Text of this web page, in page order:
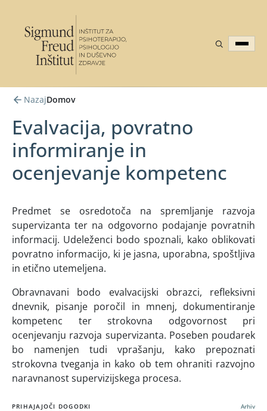
NazajDomov
Evalvacija, povratno
informiranje in
ocenjevanje kompetenc
Predmet se osredotoča na spremljanje razvoja
supervizanta ter na odgovorno podajanje povratnih
informacij. Udeleženci bodo spoznali, kako oblikovati
povratno informacijo, ki je jasna, uporabna, spoštljiva
in etično utemeljena.
Obravnavani bodo evalvacijski obrazci, refleksivni
dnevnik, pisanje poročil in mnenj, dokumentiranje
kompetenc ter strokovna odgovornost pri
ocenjevanju razvoja supervizanta. Poseben poudarek
bo namenjen tudi vprašanju, kako prepoznati
strokovna tveganja in kako ob tem ohraniti razvojno
naravnanost supervizijskega procesa.
PRIHAJAJOČI DOGODKI Arhiv